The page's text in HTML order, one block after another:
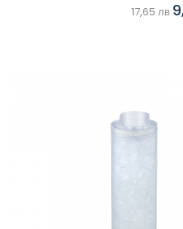
17,65 лв